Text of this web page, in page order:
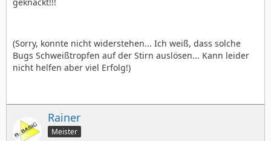
geknackt!!!
(Sorry, konnte nicht widerstehen... Ich weiß, dass solche
Bugs Schweißtropfen auf der Stirn auslösen... Kann leider
nicht helfen aber viel Erfolg!)
Rainer
Meister